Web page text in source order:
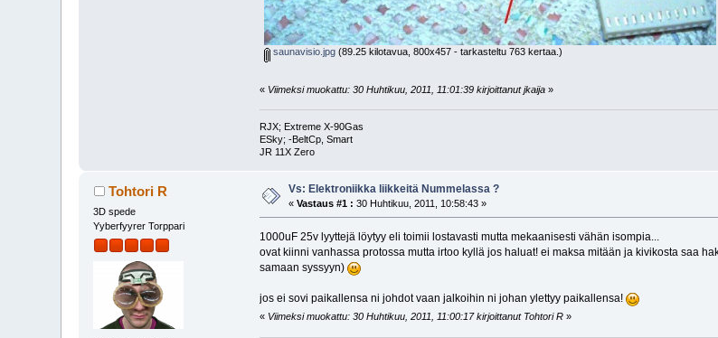
saunavisio.jpg (89.25 kilotavua, 800x457 - tarkasteltu 763 kertaa.)
« Viimeksi muokattu: 30 Huhtikuu, 2011, 11:01:39 kirjoittanut jkaija»
RJX; Extreme X-90Gas
ESky; -BeltCp, Smart
JR 11X Zero
Tohtori R
3D spede
Yyberfyyrer Torppari
Vs: Elektroniikka liikkeitä Nummelassa ?
«Vastaus #1 : 30 Huhtikuu, 2011, 10:58:43 »
1000uF 25v lyyttejä löytyy eli toimii lostavasti mutta mekaanisesti vähän isompia...
ovat kiinni vanhassa protossa mutta irtoo kyllä jos haluat! ei maksa mitään ja kivikosta saa
samaan syssyyn)
jos ei sovi paikallensa ni johdot vaan jalkoihin ni johan ylettyy paikallensa!
« Viimeksi muokattu: 30 Huhtikuu, 2011, 11:00:17 kirjoittanut Tohtori R»